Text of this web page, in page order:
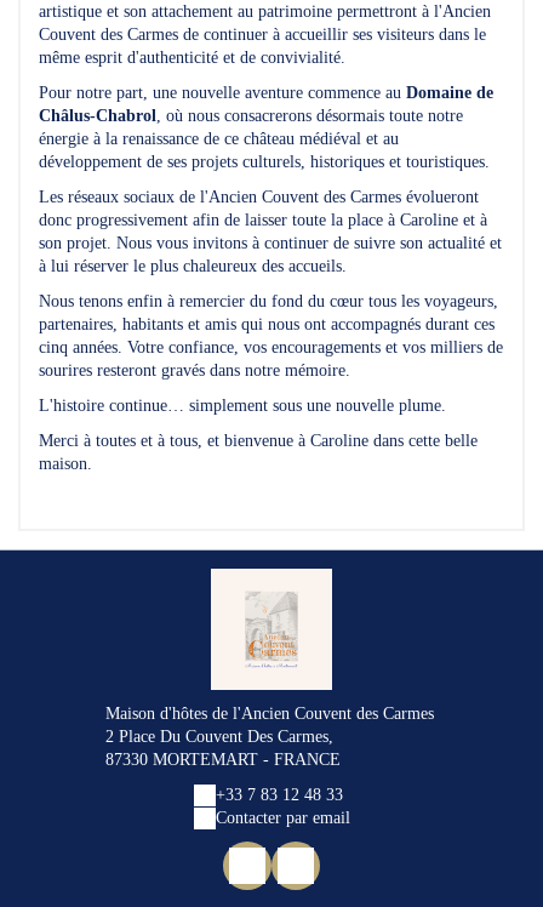
artistique et son attachement au patrimoine permettront à l'Ancien
Couvent des Carmes de continuer à accueillir ses visiteurs dans le
même esprit d'authenticité et de convivialité.
Pour notre part, une nouvelle aventure commence au Domaine de
Châlus-Chabrol, où nous consacrerons désormais toute notre
énergie à la renaissance de ce château médiéval et au
développement de ses projets culturels, historiques et touristiques.
Les réseaux sociaux de l'Ancien Couvent des Carmes évolueront
donc progressivement afin de laisser toute la place à Caroline et à
son projet. Nous vous invitons à continuer de suivre son actualité et
à lui réserver le plus chaleureux des accueils.
Nous tenons enfin à remercier du fond du cœur tous les voyageurs,
partenaires, habitants et amis qui nous ont accompagnés durant ces
cinq années. Votre confiance, vos encouragements et vos milliers de
sourires resteront gravés dans notre mémoire.
L'histoire continue… simplement sous une nouvelle plume.
Merci à toutes et à tous, et bienvenue à Caroline dans cette belle
maison.
Maison d'hôtes de l'Ancien Couvent des Carmes
2 Place Du Couvent Des Carmes,
87330 MORTEMART - FRANCE
+33 7 83 12 48 33
Contacter par email